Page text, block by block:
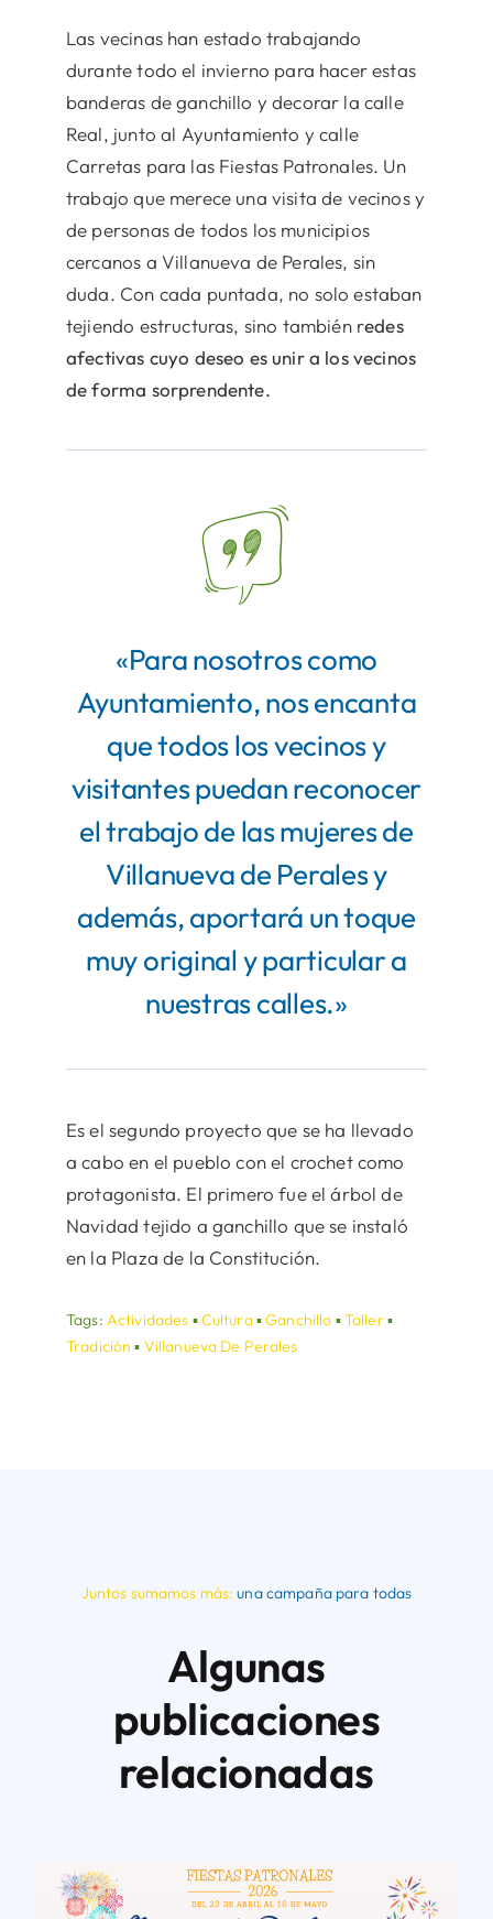
Las vecinas han estado trabajando
durante todo el invierno para hacer estas
banderas de ganchillo y decorar la calle
Real, junto al Ayuntamiento y calle
Carretas para las Fiestas Patronales. Un
trabajo que merece una visita de vecinos y
de personas de todos los municipios
cercanos a Villanueva de Perales, sin
duda. Con cada puntada, no solo estaban
tejiendo estructuras, sino también redes
afectivas cuyo deseo es unir a los vecinos
de forma sorprendente.
«Para nosotros como
Ayuntamiento, nos encanta
que todos los vecinos y
visitantes puedan reconocer
el trabajo de las mujeres de
Villanueva de Perales y
además, aportará un toque
muy original y particular a
nuestras calles.»
Es el segundo proyecto que se ha llevado
a cabo en el pueblo con el crochet como
protagonista. El primero fue el árbol de
Navidad tejido a ganchillo que se instaló
en la Plaza de la Constitución.
Tags: Actividades ▪Cultura▪Ganchillo ▪Taller▪
Tradición ▪ Villanueva De Perales
Juntos sumamos más:una campaña para todas
Algunas
publicaciones
relacionadas